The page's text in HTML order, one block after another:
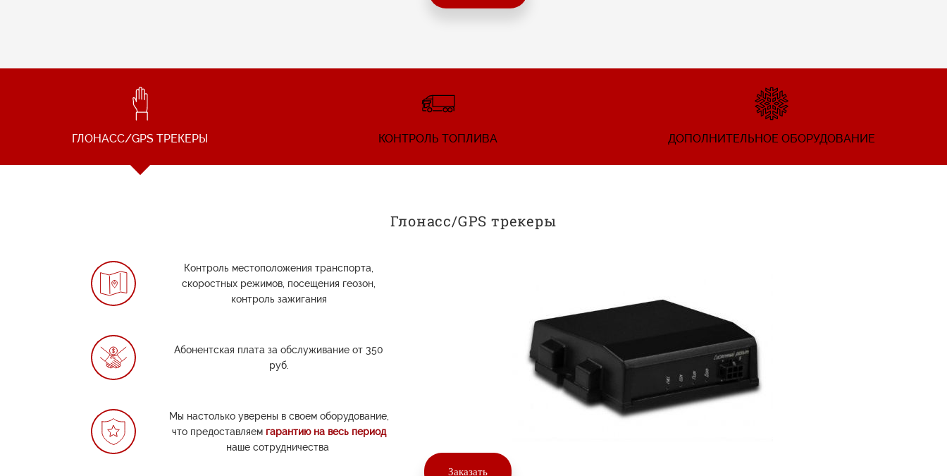
Глонасс/GPS трекеры
Контроль местоположения транспорта,
скоростных режимов, посещения геозон,
контроль зажигания
Абонентская плата за обслуживание от 350
руб.
Мы настолько уверены в своем оборудование,
что предоставляемгарантию на весь период
наше сотрудничества
Заказать
ГЛОНАСС/GPS ТРЕКЕРЫ КОНТРОЛЬ ТОПЛИВА ДОПОЛНИТЕЛЬНОЕ ОБОРУДОВАНИЕ